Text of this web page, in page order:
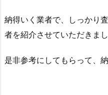
納得いく業者で、しっかり
者を紹介させていただきまし
是非参考にしてもらって、